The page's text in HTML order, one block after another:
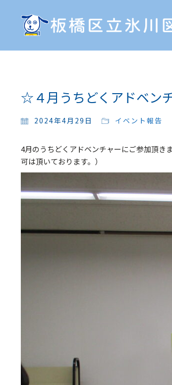
☆４月うちどくアドベン
2024年4月29日 イベント報告
4月のうちどくアドベンチャーにご参加頂き
可は頂いております。）